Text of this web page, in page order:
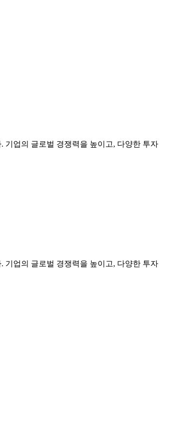
기업의 글로벌 경쟁력을 높이고, 다양한 투자
기업의 글로벌 경쟁력을 높이고, 다양한 투자